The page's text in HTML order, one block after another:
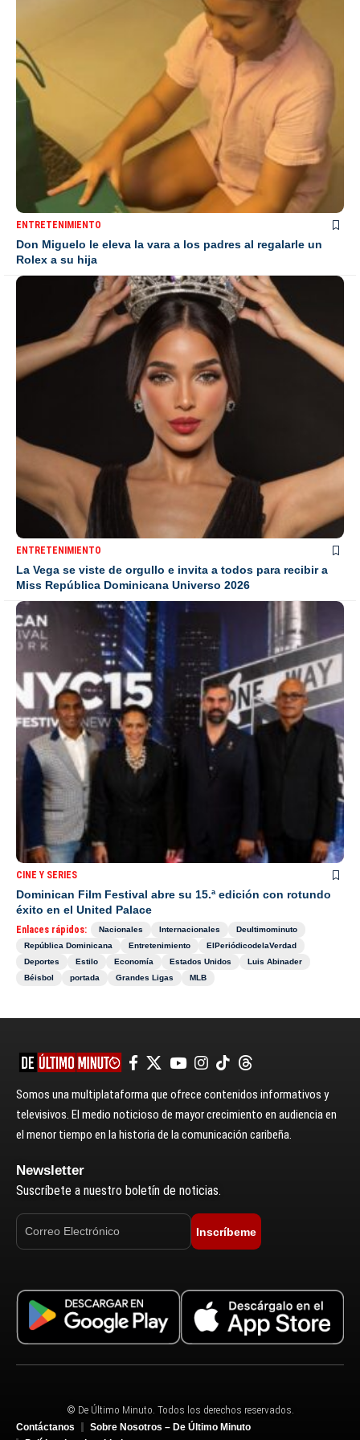
ENTRETENIMIENTO
Don Miguelo le eleva la vara a los padres al regalarle un
Rolex a su hija
ENTRETENIMIENTO
La Vega se viste de orgullo e invita a todos para recibir a
Miss República Dominicana Universo 2026
CINE Y SERIES
Dominican Film Festival abre su 15.ª edición con rotundo
éxito en el United Palace
Enlaces rápidos: Nacionales Internacionales
Deultimominuto
República Dominicana
Entretenimiento
ElPeriódicodelaVerdad
Deportes
Estilo Economía Estados Unidos
Luis Abinader
Béisbol
portada Grandes Ligas MLB
Somos una multiplataforma que ofrece contenidos informativos y
televisivos. El medio noticioso de mayor crecimiento en audiencia en
el menor tiempo en la historia de la comunicación caribeña.
Newsletter
Suscríbete a nuestro boletín de noticias.
Inscríbeme
© De Último Minuto. Todos los derechos reservados.
Contáctanos
Sobre Nosotros – De Último Minuto